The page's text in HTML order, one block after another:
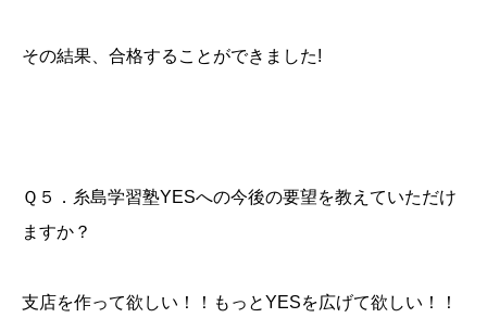
その結果、合格することができました!
Ｑ５．糸島学習塾YESへの今後の要望を教えていただけ
ますか？
支店を作って欲しい！！もっとYESを広げて欲しい！！